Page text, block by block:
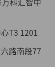
科汇智中
T3 1201
路南段77